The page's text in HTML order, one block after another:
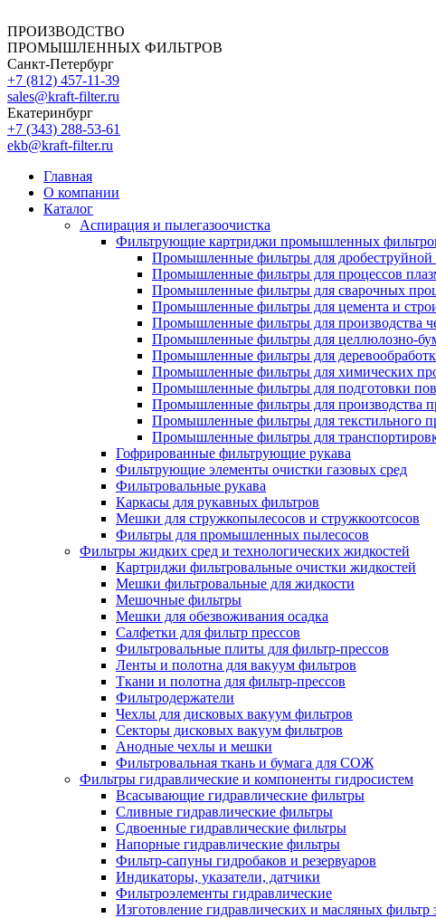
ПРОИЗВОДСТВО
ПРОМЫШЛЕННЫХ ФИЛЬТРОВ
Санкт-Петербург
+7 (812) 457-11-39
sales@kraft-filter.ru
Екатеринбург
+7 (343) 288-53-61
ekb@kraft-filter.ru
Главная
О компании
Каталог
Аспирация и пылегазоочистка
Фильтрующие картриджи промышленных
Промышленные фильтры для дробеструйной
Промышленные фильтры для процессов
Промышленные фильтры для сварочных
Промышленные фильтры для цемента и
Промышленные фильтры для производства
Промышленные фильтры для целлюлозно-
Промышленные фильтры для
Промышленные фильтры для химических
Промышленные фильтры для подготовки
Промышленные фильтры для производства
Промышленные фильтры для текстильного
Промышленные фильтры для
Гофрированные фильтрующие рукава
Фильтрующие элементы очистки газовых сред
Фильтровальные рукава
Каркасы для рукавных фильтров
Мешки для стружкопылесосов и стружкоотсосов
Фильтры для промышленных пылесосов
Фильтры жидких сред и технологических жидкостей
Картриджи фильтровальные очистки жидкостей
Мешки фильтровальные для жидкости
Мешочные фильтры
Мешки для обезвоживания осадка
Салфетки для фильтр прессов
Фильтровальные плиты для фильтр-прессов
Ленты и полотна для вакуум фильтров
Ткани и полотна для фильтр-прессов
Фильтродержатели
Чехлы для дисковых вакуум фильтров
Секторы дисковых вакуум фильтров
Анодные чехлы и мешки
Фильтровальная ткань и бумага для СОЖ
Фильтры гидравлические и компоненты гидросистем
Всасывающие гидравлические фильтры
Сливные гидравлические фильтры
Сдвоенные гидравлические фильтры
Напорные гидравлические фильтры
Фильтр-сапуны гидробаков и резервуаров
Индикаторы, указатели, датчики
Фильтроэлементы гидравлические
Изготовление гидравлических и масляных фильтр